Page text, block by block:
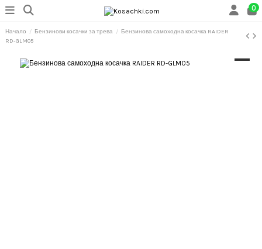
0
Начало Бензинови косачки за трева
Бензинова самоходна косачка RAIDER
RD-GLM05